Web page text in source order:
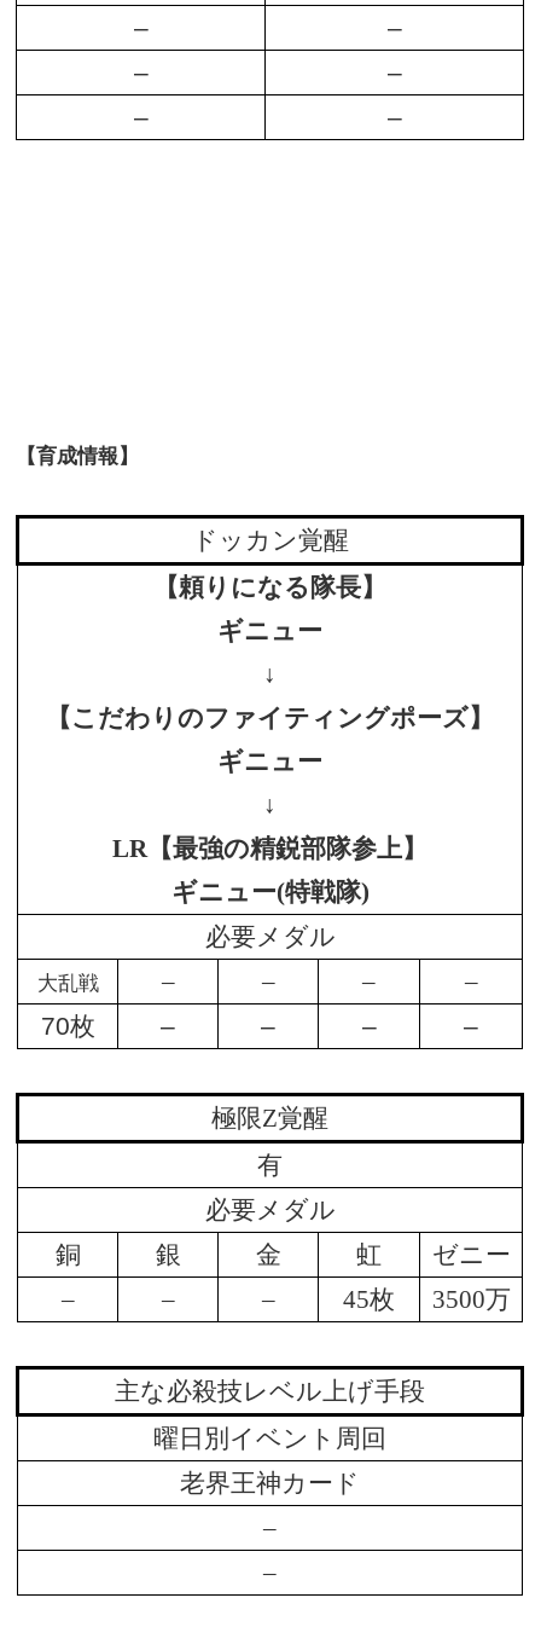
–
–
–
–
–
–
【育成情報】
ドッカン覚醒
【頼りになる隊長】
ギニュー
↓
【こだわりのファイティングポーズ】
ギニュー
↓
LR【最強の精鋭部隊参上】
ギニュー(特戦隊)
必要メダル
大乱戦 – – –
–
70枚
– – – –
極限Z覚醒
有
必要メダル
銅
銀 金 虹
ゼニー
–
– – 45枚 3500万
主な必殺技レベル上げ手段
曜日別イベント周回
老界王神カード
–
–